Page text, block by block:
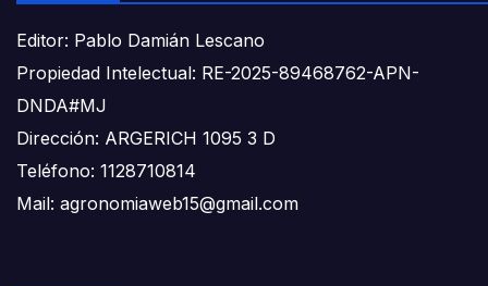
Editor: Pablo Damián Lescano
Propiedad Intelectual: RE-2025-89468762-APN-
DNDA#MJ
Dirección: ARGERICH 1095 3 D
Teléfono: 1128710814
Mail: agronomiaweb15@gmail.com